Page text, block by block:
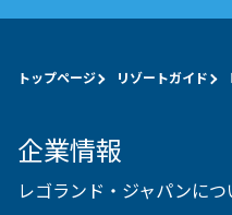
トップページ リゾートガイド
企業情報
レゴランド・ジャパンにつ